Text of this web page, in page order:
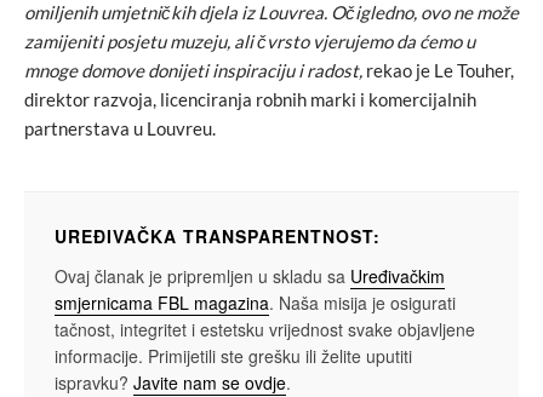
omiljenih umjetničkih djela iz Louvrea. Očigledno, ovo ne može
zamijeniti posjetu muzeju, ali čvrsto vjerujemo da ćemo u
mnoge domove donijeti inspiraciju i radost, rekao je Le Touher,
direktor razvoja, licenciranja robnih marki i komercijalnih
partnerstava u Louvreu.
UREĐIVAČKA TRANSPARENTNOST:
Ovaj članak je pripremljen u skladu sa Uređivačkim
smjernicama FBL magazina. Naša misija je osigurati
tačnost, integritet i estetsku vrijednost svake objavljene
informacije. Primijetili ste grešku ili želite uputiti
ispravku? Javite nam se ovdje.